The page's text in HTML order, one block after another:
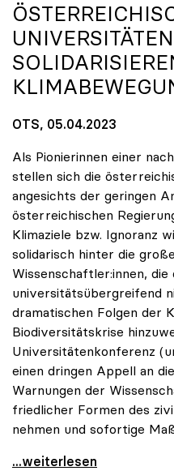
UNIVERSITÄTEN
OTS, 05.04.2023
Als Pionierinnen einer
stellen sich die
angesichts der geringen
österreichischen
Klimaziele bzw. Ignoranz
solidarisch hinter die
Wissenschaftler:innen, die
universitätsübergreifend
dramatischen Folgen der
Biodiversitätskrise
Universitätenkonferenz
einen dringen Appell an
Warnungen der
friedlicher Formen des
nehmen und sofortige
Österreichische
...weiterlesen